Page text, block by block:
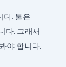
다. 툴은
다. 그래서
야 합니다.